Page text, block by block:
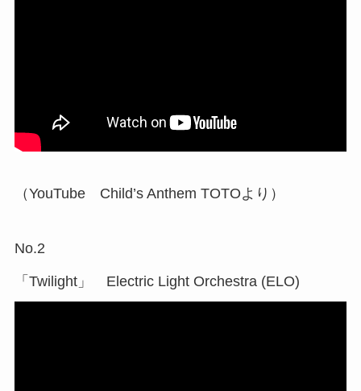
（YouTube Child’s Anthem TOTOより）
No.2
「Twilight」 Electric Light Orchestra (ELO)